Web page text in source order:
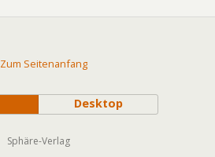
Zum Seitenanfang
Desktop
Sphäre-Verlag